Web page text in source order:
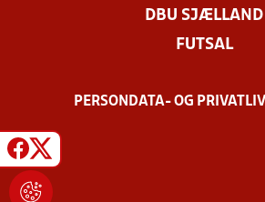
DBU SJÆLLAND
FUTSAL
PERSONDATA- OG